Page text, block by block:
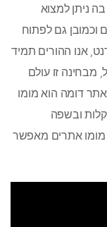
ניתן למצוא
וכמובן גם לפתוח
אנו ההורים תמיד
מבחינה זו עולם
דומה הוא מומו
ובשפה
מומו אתרים מאפשר